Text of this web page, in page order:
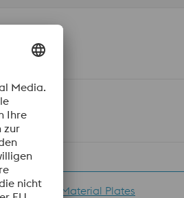
Material Plates